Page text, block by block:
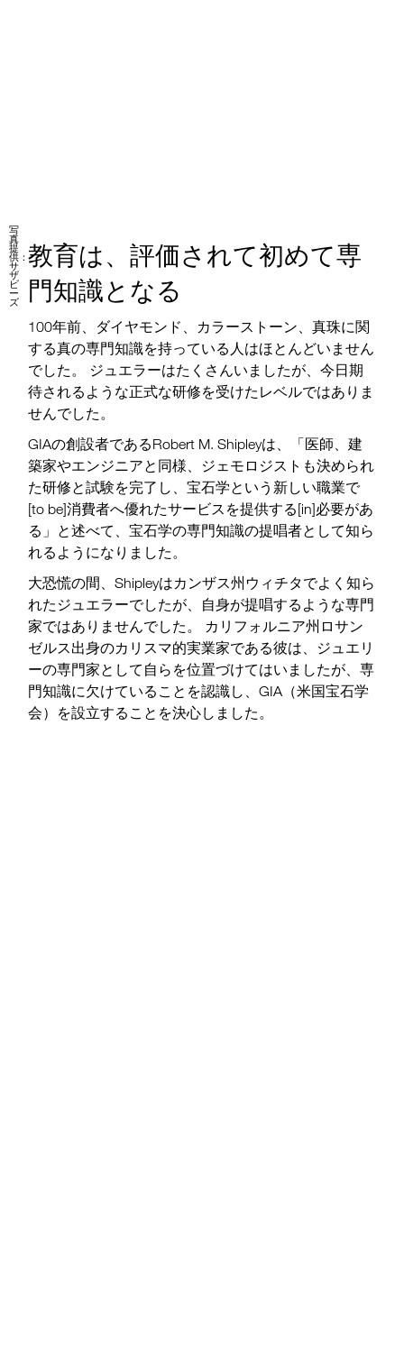
写
真
提
供：
サ
ザ
ビ
ー
ズ
教育は、評価されて初めて専
門知識となる
100年前、ダイヤモンド、カラーストーン、真珠に関
する真の専門知識を持っている人はほとんどいません
でした。 ジュエラーはたくさんいましたが、今日期
待されるような正式な研修を受けたレベルではありま
せんでした。
GIAの創設者であるRobert M. Shipleyは、「医師、建
築家やエンジニアと同様、ジェモロジストも決められ
た研修と試験を完了し、宝石学という新しい職業で
[to be]消費者へ優れたサービスを提供する[in]必要があ
る」と述べて、宝石学の専門知識の提唱者として知ら
れるようになりました。
大恐慌の間、Shipleyはカンザス州ウィチタでよく知ら
れたジュエラーでしたが、自身が提唱するような専門
家ではありませんでした。 カリフォルニア州ロサン
ゼルス出身のカリスマ的実業家である彼は、ジュエリ
ーの専門家として自らを位置づけてはいましたが、専
門知識に欠けていることを認識し、GIA（米国宝石学
会）を設立することを決心しました。